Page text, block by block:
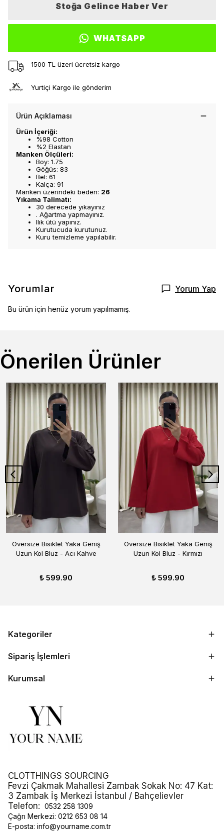
Stoğa Gelince Haber Ver
WHATSAPP
1500 TL üzeri ücretsiz kargo
Yurtiçi Kargo ile gönderim
Ürün Açıklaması
Ürün İçeriği:
%98 Cotton
%2 Elastan
Manken Ölçüleri:
Boy: 1.75
Göğüs: 83
Bel: 61
Kalça: 91
Manken üzerindeki beden: 26
Yıkama Talimatı:
30 derecede yıkayınız
. Ağartma yapmayınız.
Ilık ütü yapınız.
Kurutucuda kurutunuz.
Kuru temizleme yapılabilir.
Yorumlar Yorum Yap
Bu ürün için henüz yorum yapılmamış.
Önerilen Ürünler
Oversize Bisiklet Yaka Geniş
Uzun Kol Bluz - Acı Kahve
₺ 599.90
Oversize Bisiklet Yaka Geniş
Uzun Kol Bluz - Kırmızı
₺ 599.90
Kategoriler
Sipariş İşlemleri
Kurumsal
CLOTTHINGS SOURCING
Fevzi Çakmak Mahallesi Zambak Sokak No: 47 Kat:
3 Zambak İş Merkezi İstanbul / Bahçelievler
Telefon: 0532 258 1309
Çağrı Merkezi: 0212 653 08 14
E-posta: info@yourname.com.tr